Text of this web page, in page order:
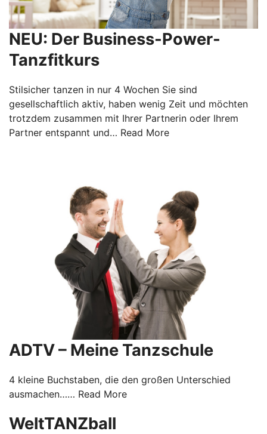
NEU: Der Business-Power-
Tanzfitkurs
Stilsicher tanzen in nur 4 Wochen Sie sind
gesellschaftlich aktiv, haben wenig Zeit und möchten
trotzdem zusammen mit Ihrer Partnerin oder Ihrem
Partner entspannt und… Read More
ADTV – Meine Tanzschule
4 kleine Buchstaben, die den großen Unterschied
ausmachen…… Read More
WeltTANZball